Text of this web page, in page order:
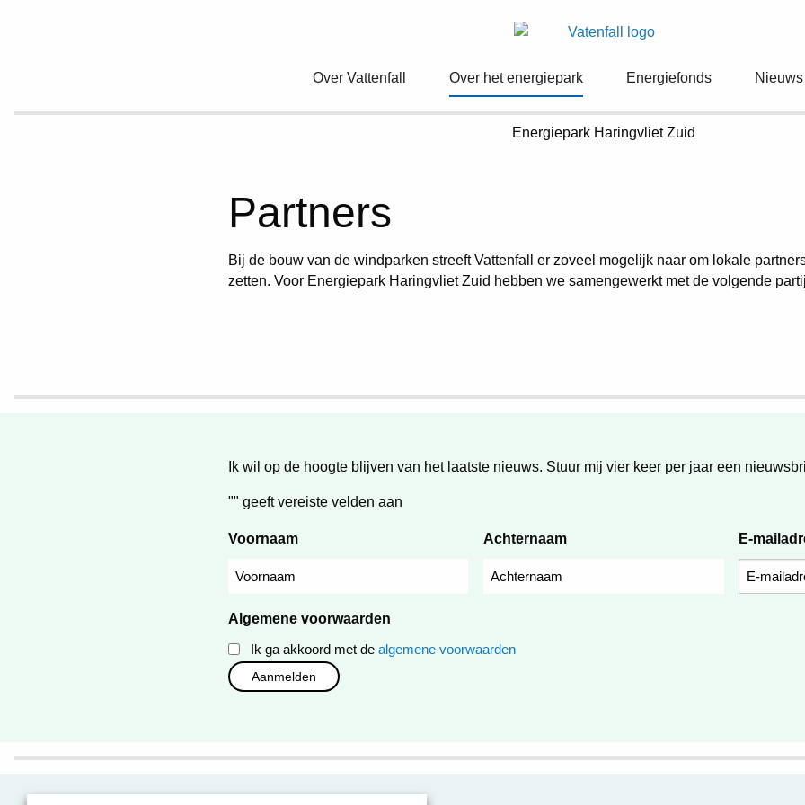
Over Vattenfall Over het energiepark Energiefonds Nieuws
Energiepark Haringvliet Zuid
Partners
Bij de bouw van de windparken streeft Vattenfall er zoveel mogelijk naar om lokale
zetten. Voor Energiepark Haringvliet Zuid hebben we samengewerkt met de volgende
Ik wil op de hoogte blijven van het laatste nieuws. Stuur mij vier keer per jaar een
"" geeft vereiste velden aan
Voornaam Achternaam E-
Algemene voorwaarden
Ik ga akkoord met de algemene voorwaarden